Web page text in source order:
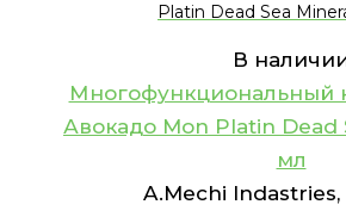
Platin Dead Sea
В
Многофункциональный
Авокадо Mon Platin Dead
мл
A.Mechi